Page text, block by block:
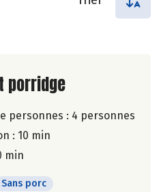
de la recette
porridge
personnes : 4 personnes
: 10 min
min
Sans porc